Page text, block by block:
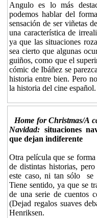
Angulo es lo más
podemos hablar del
sensación de ser viñetas
una característica de
ya que las situaciones
sea cierto que algunas
guiños, como que el
cómic de Ibáñez se
historia entre bien. Pero
la historia del cine español.
Home for Christmas/A
Navidad: situaciones
que dejan indiferente
Otra película que se
de distintas historias,
este caso, ni tan sólo se
Tiene sentido, ya que se
de una serie de cuentos
(Dejad regalos suaves
Henriksen.